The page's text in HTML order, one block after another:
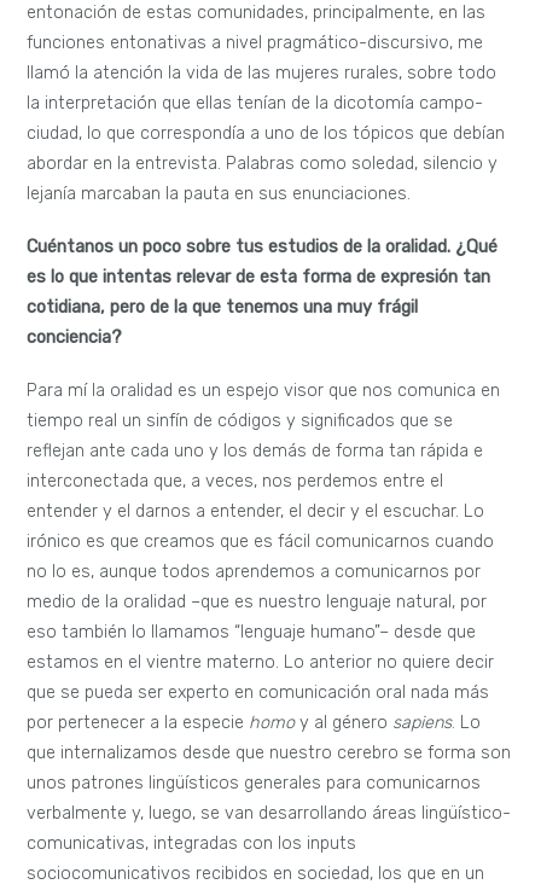
entonación de estas comunidades, principalmente, en las
funciones entonativas a nivel pragmático-discursivo, me
llamó la atención la vida de las mujeres rurales, sobre todo
la interpretación que ellas tenían de la dicotomía campo-
ciudad, lo que correspondía a uno de los tópicos que debían
abordar en la entrevista. Palabras como soledad, silencio y
lejanía marcaban la pauta en sus enunciaciones.
Cuéntanos un poco sobre tus estudios de la oralidad. ¿Qué
es lo que intentas relevar de esta forma de expresión tan
cotidiana, pero de la que tenemos una muy frágil
conciencia?
Para mí la oralidad es un espejo visor que nos comunica en
tiempo real un sinfín de códigos y significados que se
reflejan ante cada uno y los demás de forma tan rápida e
interconectada que, a veces, nos perdemos entre el
entender y el darnos a entender, el decir y el escuchar. Lo
irónico es que creamos que es fácil comunicarnos cuando
no lo es, aunque todos aprendemos a comunicarnos por
medio de la oralidad –que es nuestro lenguaje natural, por
eso también lo llamamos “lenguaje humano”– desde que
estamos en el vientre materno. Lo anterior no quiere decir
que se pueda ser experto en comunicación oral nada más
por pertenecer a la especie homoy al género sapiens. Lo
que internalizamos desde que nuestro cerebro se forma son
unos patrones lingüísticos generales para comunicarnos
verbalmente y, luego, se van desarrollando áreas lingüístico-
comunicativas, integradas con los inputs
sociocomunicativos recibidos en sociedad, los que en un